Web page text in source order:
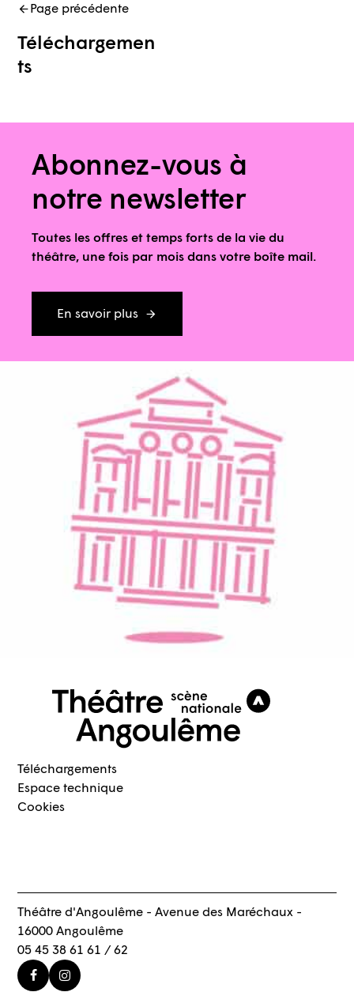
Page précédente
Téléchargemen
ts
Abonnez-vous à
notre newsletter
Toutes les offres et temps forts de la vie du
théâtre, une fois par mois dans votre boîte mail.
En savoir plus
Téléchargements
Espace technique
Cookies
Théâtre d'Angoulême - Avenue des Maréchaux -
16000 Angoulême
05 45 38 61 61 / 62
FacebookInstagram